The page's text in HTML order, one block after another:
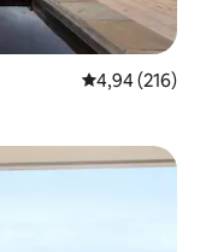
Средна
4,94 (216)